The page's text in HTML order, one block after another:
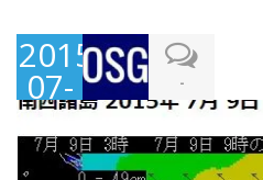
2015-
07-
09
-